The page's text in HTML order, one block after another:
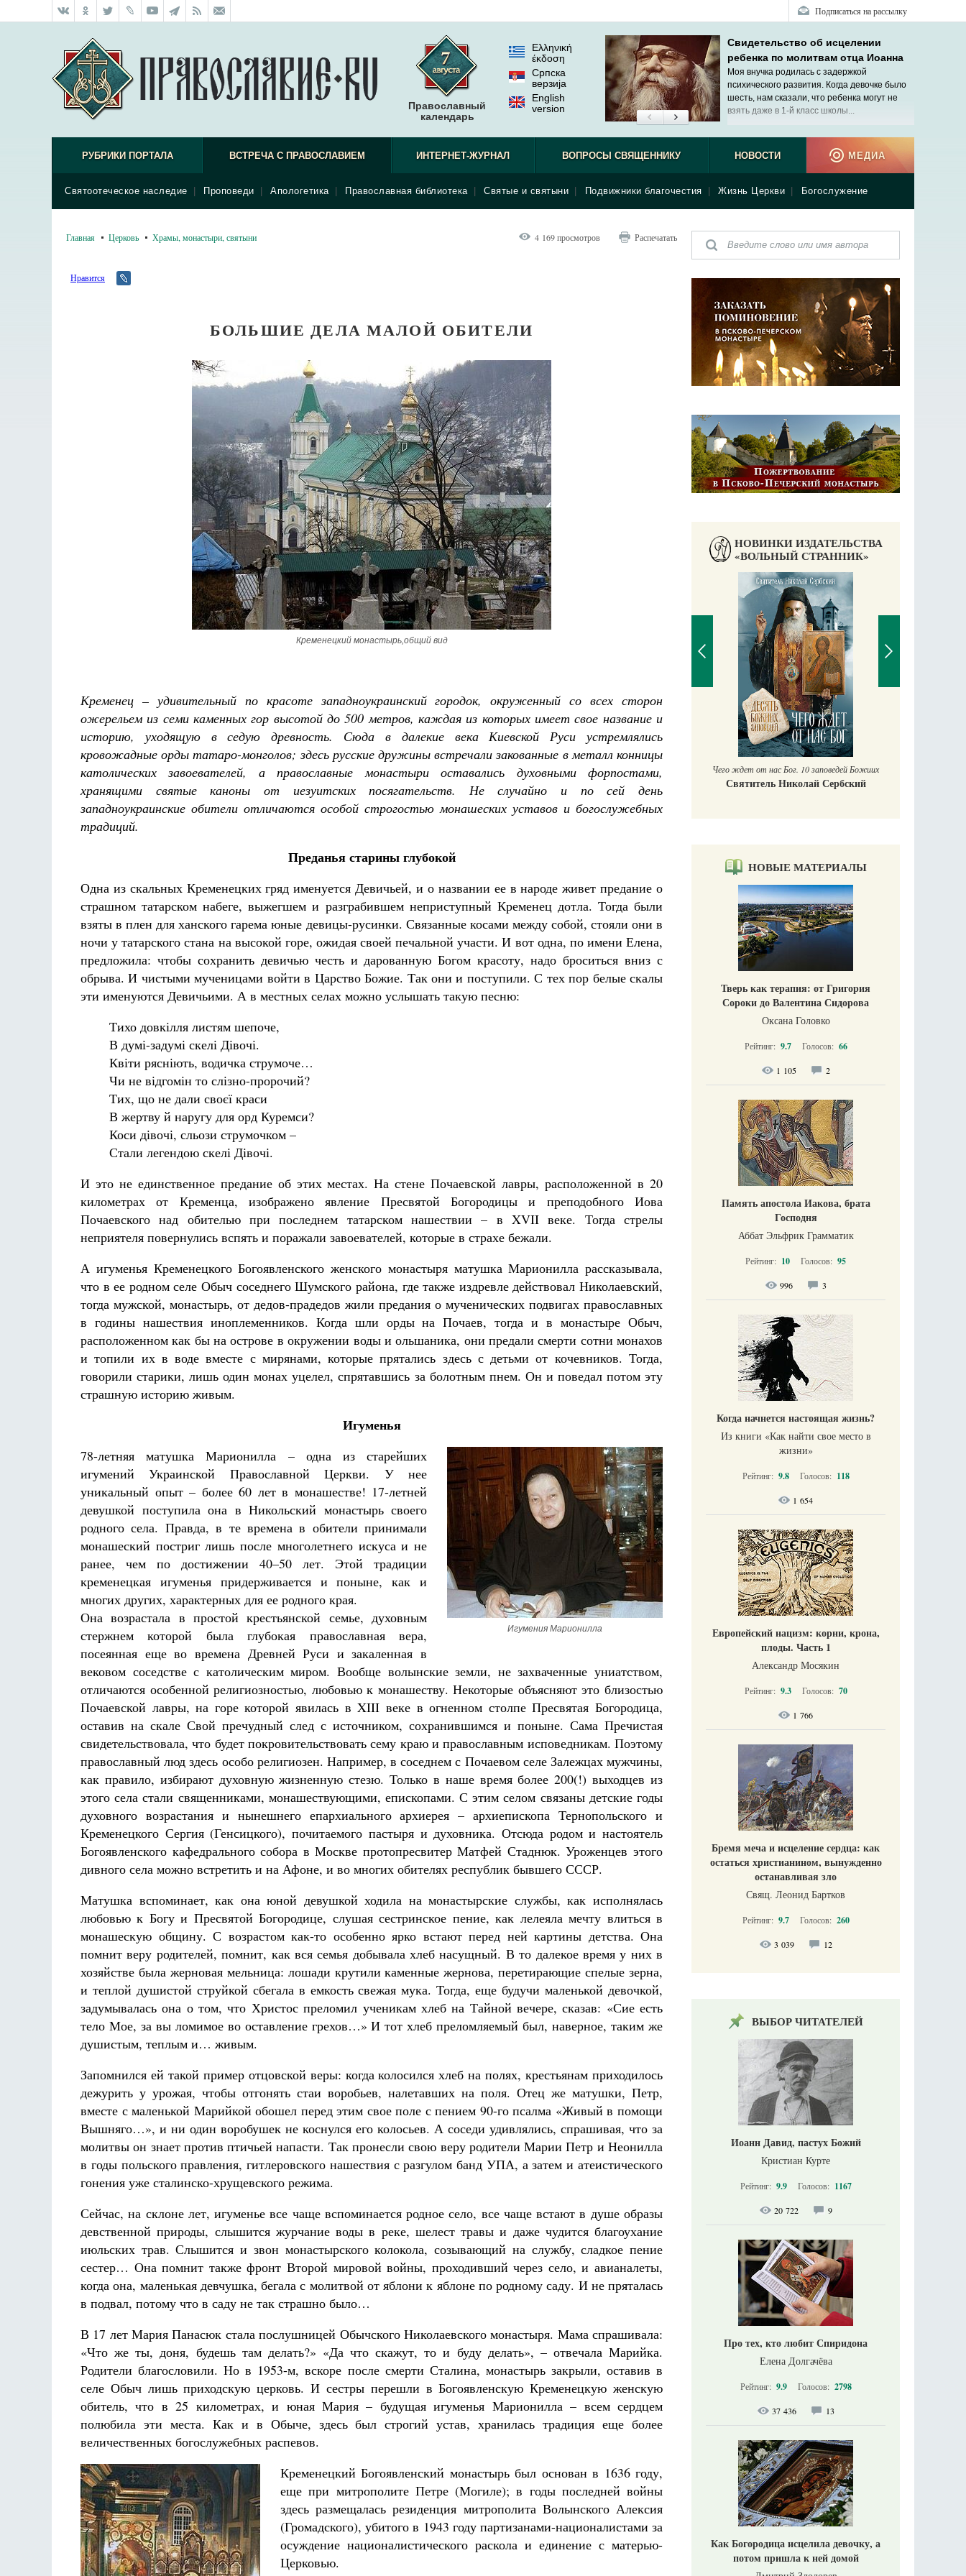
Подписаться на рассылку
Православный
календарь
Ελληνική
έκδοση
Српска
верзиjа
English
version
Свидетельство об исцелении
ребенка по молитвам отца Иоанна
Моя внучка родилась с задержкой
психического развития. Когда девочке было
шесть, нам сказали, что ребенка могут не
взять даже в 1-й класс школы...
РУБРИКИ ПОРТАЛА ВСТРЕЧА С ПРАВОСЛАВИЕМ
Святоотеческое наследие Проповеди Апологетика Православная библиотека Святые и святыни Подвижники благочестия Жизнь Церкви Богослужение
ИНТЕРНЕТ-ЖУРНАЛ ВОПРОСЫ СВЯЩЕННИКУ НОВОСТИ МЕДИА
Главная Церковь Храмы, монастыри, святыни 4 169 просмотров Распечатать
Нравится
БОЛЬШИЕ ДЕЛА МАЛОЙ ОБИТЕЛИ
Кременецкий монастырь,общий вид
Кременец – удивительный по красоте западноукраинский городок, окруженный со всех сторон
ожерельем из семи каменных гор высотой до 500 метров, каждая из которых имеет свое название и
историю, уходящую в седую древность. Сюда в далекие века Киевской Руси устремлялись
кровожадные орды татаро-монголов; здесь русские дружины встречали закованные в металл конницы
католических завоевателей, а православные монастыри оставались духовными форпостами,
хранящими святые каноны от иезуитских посягательств. Не случайно и по сей день
западноукраинские обители отличаются особой строгостью монашеских уставов и богослужебных
традиций.
Преданья старины глубокой
Одна из скальных Кременецких гряд именуется Девичьей, и о названии ее в народе живет предание о
страшном татарском набеге, выжегшем и разграбившем неприступный Кременец дотла. Тогда были
взяты в плен для ханского гарема юные девицы-русинки. Связанные косами между собой, стояли они в
ночи у татарского стана на высокой горе, ожидая своей печальной участи. И вот одна, по имени Елена,
предложила: чтобы сохранить девичью честь и дарованную Богом красоту, надо броситься вниз с
обрыва. И чистыми мученицами войти в Царство Божие. Так они и поступили. С тех пор белые скалы
эти именуются Девичьими. А в местных селах можно услышать такую песню:
Тихо довкілля листям шепоче,
В думі-задумі скелі Дівочі.
Квіти рясніють, водичка струмоче…
Чи не відгомін то слізно-пророчий?
Тих, що не дали своєї краси
В жертву й наругу для орд Куремси?
Коси дівочі, сльози струмочком –
Стали легендою скелі Дівочі.
И это не единственное предание об этих местах. На стене Почаевской лавры, расположенной в 20
километрах от Кременца, изображено явление Пресвятой Богородицы и преподобного Иова
Почаевского над обителью при последнем татарском нашествии – в XVII веке. Тогда стрелы
неприятеля повернулись вспять и поражали завоевателей, которые в страхе бежали.
А игуменья Кременецкого Богоявленского женского монастыря матушка Марионилла рассказывала,
что в ее родном селе Обыч соседнего Шумского района, где также издревле действовал Николаевский,
тогда мужской, монастырь, от дедов-прадедов жили предания о мученических подвигах православных
в годины нашествия иноплеменников. Когда шли орды на Почаев, тогда и в монастыре Обыч,
расположенном как бы на острове в окружении воды и ольшаника, они предали смерти сотни монахов
и топили их в воде вместе с мирянами, которые прятались здесь с детьми от кочевников. Тогда,
говорили старики, лишь один монах уцелел, спрятавшись за болотным пнем. Он и поведал потом эту
страшную историю живым.
Игуменья
Игумения Марионилла
78-летняя матушка Марионилла – одна из старейших
игумений Украинской Православной Церкви. У нее
уникальный опыт – более 60 лет в монашестве! 17-летней
девушкой поступила она в Никольский монастырь своего
родного села. Правда, в те времена в обители принимали
монашеский постриг лишь после многолетнего искуса и не
ранее, чем по достижении 40–50 лет. Этой традиции
кременецкая игуменья придерживается и поныне, как и
многих других, характерных для ее родного края.
Она возрастала в простой крестьянской семье, духовным
стержнем которой была глубокая православная вера,
посеянная еще во времена Древней Руси и закаленная в
вековом соседстве с католическим миром. Вообще волынские земли, не захваченные униатством,
отличаются особенной религиозностью, любовью к монашеству. Некоторые объясняют это близостью
Почаевской лавры, на горе которой явилась в XIII веке в огненном столпе Пресвятая Богородица,
оставив на скале Свой пречудный след с источником, сохранившимся и поныне. Сама Пречистая
свидетельствовала, что будет покровительствовать сему краю и православным исповедникам. Поэтому
православный люд здесь особо религиозен. Например, в соседнем с Почаевом селе Залежцах мужчины,
как правило, избирают духовную жизненную стезю. Только в наше время более 200(!) выходцев из
этого села стали священниками, монашествующими, епископами. С этим селом связаны детские годы
духовного возрастания и нынешнего епархиального архиерея – архиепископа Тернопольского и
Кременецкого Сергия (Генсицкого), почитаемого пастыря и духовника. Отсюда родом и настоятель
Богоявленского кафедрального собора в Москве протопресвитер Матфей Стаднюк. Уроженцев этого
дивного села можно встретить и на Афоне, и во многих обителях республик бывшего СССР.
Матушка вспоминает, как она юной девушкой ходила на монастырские службы, как исполнялась
любовью к Богу и Пресвятой Богородице, слушая сестринское пение, как лелеяла мечту влиться в
монашескую общину. С возрастом как-то особенно ярко встают перед ней картины детства. Она
помнит веру родителей, помнит, как вся семья добывала хлеб насущный. В то далекое время у них в
хозяйстве была жерновая мельница: лошади крутили каменные жернова, перетирающие спелые зерна,
и теплой душистой струйкой сбегала в емкость свежая мука. Тогда, еще будучи маленькой девочкой,
задумывалась она о том, что Христос преломил ученикам хлеб на Тайной вечере, сказав: «Сие есть
тело Мое, за вы ломимое во оставление грехов…» И тот хлеб преломляемый был, наверное, таким же
душистым, теплым и… живым.
Запомнился ей такой пример отцовской веры: когда колосился хлеб на полях, крестьянам приходилось
дежурить у урожая, чтобы отгонять стаи воробьев, налетавших на поля. Отец же матушки, Петр,
вместе с маленькой Марийкой обошел перед этим свое поле с пением 90-го псалма «Живый в помощи
Вышняго…», и ни один воробушек не коснулся его колосьев. А соседи удивлялись, спрашивая, что за
молитвы он знает против птичьей напасти. Так пронесли свою веру родители Марии Петр и Неонилла
в годы польского правления, гитлеровского нашествия с разгулом банд УПА, а затем и атеистического
гонения уже сталинско-хрущевского режима.
Сейчас, на склоне лет, игуменье все чаще вспоминается родное село, все чаще встают в душе образы
девственной природы, слышится журчание воды в реке, шелест травы и даже чудится благоухание
июльских трав. Слышится и звон монастырского колокола, созывающий на службу, сладкое пение
сестер… Она помнит также фронт Второй мировой войны, проходивший через село, и авианалеты,
когда она, маленькая девчушка, бегала с молитвой от яблони к яблоне по родному саду. И не пряталась
в подвал, потому что в саду не так страшно было…
В 17 лет Мария Панасюк стала послушницей Обычского Николаевского монастыря. Мама спрашивала:
«Что же ты, доня, будешь там делать?» «Да что скажут, то и буду делать», – отвечала Марийка.
Родители благословили. Но в 1953-м, вскоре после смерти Сталина, монастырь закрыли, оставив в
селе Обыч лишь приходскую церковь. И сестры перешли в Богоявленскую Кременецкую женскую
обитель, что в 25 километрах, и юная Мария – будущая игуменья Марионилла – всем сердцем
полюбила эти места. Как и в Обыче, здесь был строгий устав, хранилась традиция еще более
величественных богослужебных распевов.
Кременецкий Богоявленский монастырь был основан в 1636 году,
еще при митрополите Петре (Могиле); в годы последней войны
здесь размещалась резиденция митрополита Волынского Алексия
(Громадского), убитого в 1943 году партизанами-националистами за
осуждение националистического раскола и единение с матерью-
Церковью.
НОВИНКИ ИЗДАТЕЛЬСТВА
«ВОЛЬНЫЙ СТРАННИК»
Разлуки не будет
Фредерика де Грааф Как найти своё место в жизни
Кирилл Мурышев
Великомученик Георгий Победоносец. Научись у
Роман Котов Чего ждет от нас Бог. 10 заповедей Божиих
Святитель Николай Сербский
НОВЫЕ МАТЕРИАЛЫ
Тверь как терапия: от Григория
Сороки до Валентина Сидорова
Оксана Головко
Рейтинг: 9.7 Голосов: 66
1 105 2
Память апостола Иакова, брата
Господня
Аббат Эльфрик Грамматик
Рейтинг: 10 Голосов: 95
996 3
Когда начнется настоящая жизнь?
Из книги «Как найти свое место в
жизни​»
Рейтинг: 9.8 Голосов: 118
1 654
Европейский нацизм: корни, крона,
плоды. Часть 1
Александр Мосякин
Рейтинг: 9.3 Голосов: 70
1 766
Бремя меча и исцеление сердца: как
остаться христианином, вынужденно
останавливая зло
Свящ. Леонид Бартков
Рейтинг: 9.7 Голосов: 260
3 039 12
ВЫБОР ЧИТАТЕЛЕЙ
Иоанн Давид, пастух Божий
Кристиан Курте
Рейтинг: 9.9 Голосов: 1167
20 722 9
Про тех, кто любит Спиридона
Елена Долгачёва
Рейтинг: 9.9 Голосов: 2798
37 436 13
Как Богородица исцелила девочку, а
потом пришла к ней домой